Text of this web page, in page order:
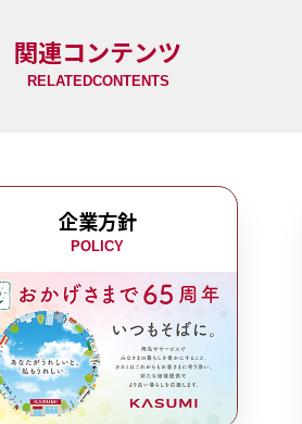
関連コンテンツ
RELATEDCONTENTS
企業方針
POLICY